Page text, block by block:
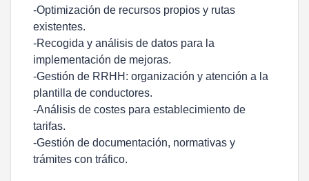
-Optimización de recursos propios y rutas
existentes.
-Recogida y análisis de datos para la
implementación de mejoras.
-Gestión de RRHH: organización y atención a la
plantilla de conductores.
-Análisis de costes para establecimiento de
tarifas.
-Gestión de documentación, normativas y
trámites con tráfico.